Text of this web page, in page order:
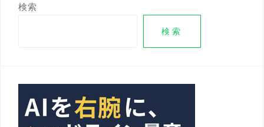
ビ
ン
検索
検索